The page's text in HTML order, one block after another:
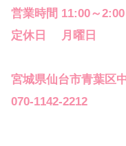
営業時間 11:00～2:00
定休日 月曜日
宮城県仙台市青葉区
070-1142-2212